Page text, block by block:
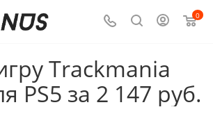
0
Trackmania
PS5 за 2 147 руб.